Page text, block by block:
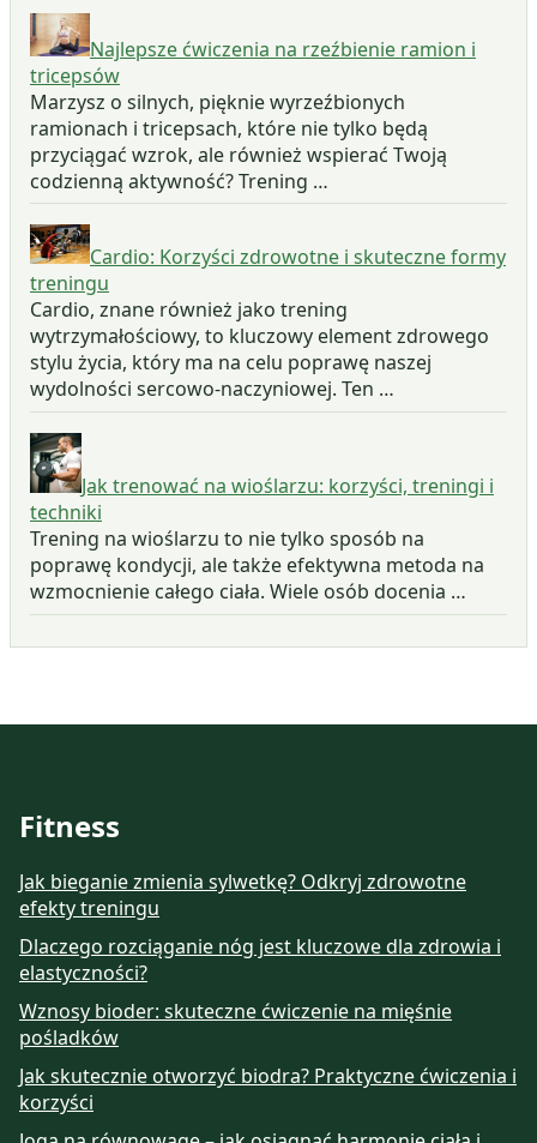
Najlepsze ćwiczenia na rzeźbienie ramion i
tricepsów
Marzysz o silnych, pięknie wyrzeźbionych
ramionach i tricepsach, które nie tylko będą
przyciągać wzrok, ale również wspierać Twoją
codzienną aktywność? Trening …
Cardio: Korzyści zdrowotne i skuteczne formy
treningu
Cardio, znane również jako trening
wytrzymałościowy, to kluczowy element zdrowego
stylu życia, który ma na celu poprawę naszej
wydolności sercowo-naczyniowej. Ten …
Jak trenować na wioślarzu: korzyści, treningi i
techniki
Trening na wioślarzu to nie tylko sposób na
poprawę kondycji, ale także efektywna metoda na
wzmocnienie całego ciała. Wiele osób docenia …
Fitness
Jak bieganie zmienia sylwetkę? Odkryj zdrowotne
efekty treningu
Dlaczego rozciąganie nóg jest kluczowe dla zdrowia i
elastyczności?
Wznosy bioder: skuteczne ćwiczenie na mięśnie
pośladków
Jak skutecznie otworzyć biodra? Praktyczne ćwiczenia i
korzyści